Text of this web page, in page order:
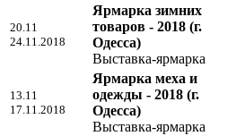
20.11
24.11.2018
Ярмарка зимних
товаров - 2018 (г.
Одесса)
Выставка-ярмарка
13.11
17.11.2018
Ярмарка меха и
одежды - 2018 (г.
Одесса)
Выставка-ярмарка